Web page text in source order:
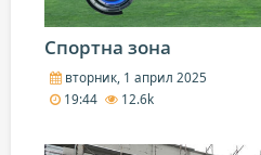
Спортна зона
вторник, 1 април 2025
19:44
12.6k